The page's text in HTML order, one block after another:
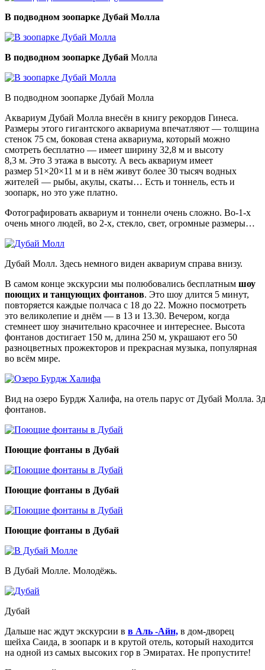
В подводном зоопарке Дубай Молла
В подводном зоопарке Дубай Молла
В подводном зоопарке Дубай Молла
Аквариум Дубай Молла внесён в книгу рекордов Гинеса.
Размеры этого гигантского аквариума впечатляют — толщина
стенок 75 см, боковая стена аквариума, который можно
смотреть бесплатно — имеет ширину 32,8 м и высоту
8,3 м. Это 3 этажа в высоту. А весь аквариум имеет
размер 51×20×11 м и в нём живут более 30 тысяч водных
жителей — рыбы, акулы, скаты… Есть и тоннель, есть и
зоопарк, но это уже платно.
Фотографировать аквариум и тоннели очень сложно. Во-1-х
очень много людей, во 2-х, стекло, свет, огромные размеры…
Дубай Молл. Здесь немного виден аквариум справа внизу.
В самом конце экскурсии мы полюбовались бесплатным шоу
поющих и танцующих фонтанов. Это шоу длится 5 минут,
повторяется каждые полчаса с 18 до 22. Можно посмотреть
это великолепие и днём — в 13 и 13.30. Вечером, когда
стемнеет шоу значительно красочнее и интереснее. Высота
фонтанов достигает 150 м, длина 250 м, украшают его 50
разноцветных прожекторов и прекрасная музыка, популярная
во всём мире.
Вид на озеро Бурдж Халифа, на отель парус от Дубай Молла.
фонтанов.
Поющие фонтаны в Дубай
Поющие фонтаны в Дубай
Поющие фонтаны в Дубай
В Дубай Молле. Молодёжь.
Дубай
Дальше нас ждут экскурсии в в Аль -Айн, в дом-дворец
шейха Саида, в зоопарк и в крутой отель, который находится
на одной из самых высоких гор в Эмиратах. Не пропустите!